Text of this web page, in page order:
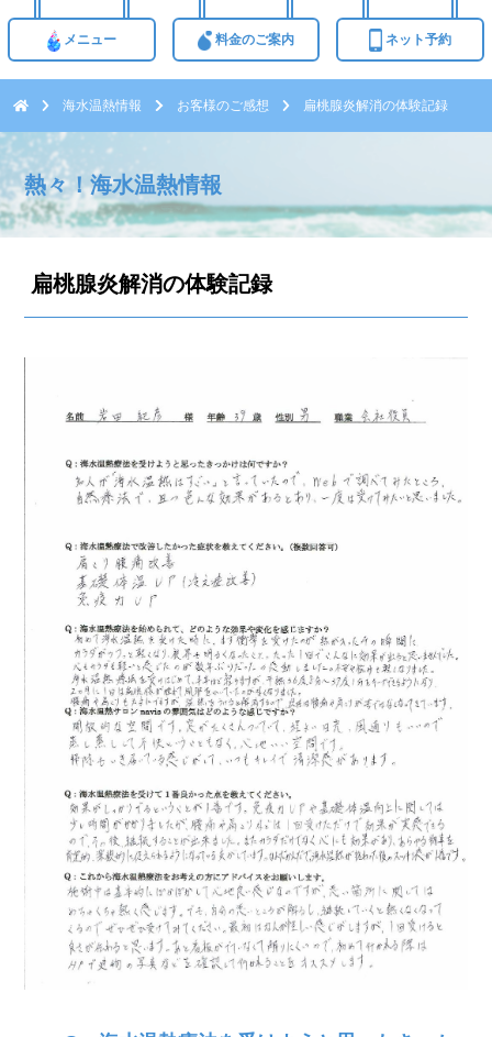
メニュー 料金のご案内 ネット予約
海水温熱情報 お客様のご感想 扁桃腺炎解消の体験記録
熱々！海水温熱情報
扁桃腺炎解消の体験記録